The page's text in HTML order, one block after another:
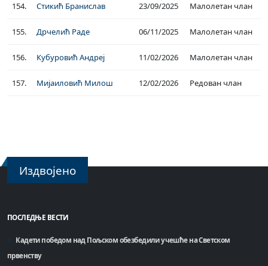
154. Стикић Бранислав 23/09/2025 Малолетан члан
155. Дрчелић Раде 06/11/2025 Малолетан члан
156. Кубуровић Андреј 11/02/2026 Малолетан члан
157. Мијаиловић Милош 12/02/2026 Редован члан
Издвојено
ПОСЛЕДЊЕ ВЕСТИ
Кадети победом над Пољском обезбедили учешће на Светском
првенству